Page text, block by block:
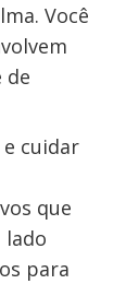
Você
de
cuidar
que
lado
para